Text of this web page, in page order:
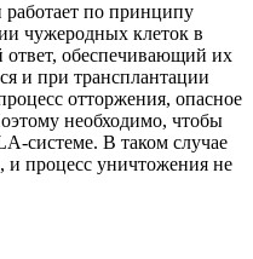
работает по принципу
чужеродных клеток в
ответ, обеспечивающий их
и при трансплантации
отторжения, опасное
необходимо, чтобы
системе. В таком случае
и процесс уничтожения не